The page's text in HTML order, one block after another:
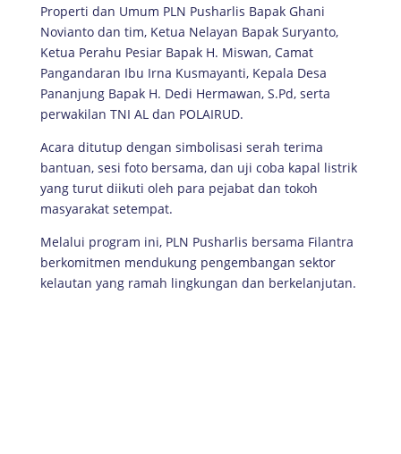
Properti dan Umum PLN Pusharlis Bapak Ghani
Novianto dan tim, Ketua Nelayan Bapak Suryanto,
Ketua Perahu Pesiar Bapak H. Miswan, Camat
Pangandaran Ibu Irna Kusmayanti, Kepala Desa
Pananjung Bapak H. Dedi Hermawan, S.Pd, serta
perwakilan TNI AL dan POLAIRUD.
Acara ditutup dengan simbolisasi serah terima
bantuan, sesi foto bersama, dan uji coba kapal listrik
yang turut diikuti oleh para pejabat dan tokoh
masyarakat setempat.
Melalui program ini, PLN Pusharlis bersama Filantra
berkomitmen mendukung pengembangan sektor
kelautan yang ramah lingkungan dan berkelanjutan.